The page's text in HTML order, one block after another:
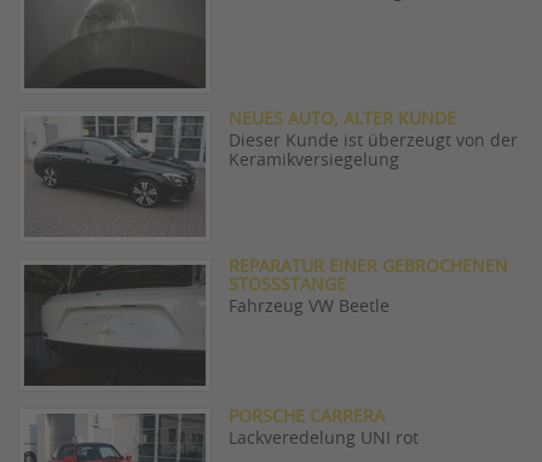
NEUES AUTO, ALTER KUNDE
Dieser Kunde ist überzeugt von der
Keramikversiegelung
REPARATUR EINER GEBROCHENEN
STOSSSTANGE
Fahrzeug VW Beetle
PORSCHE CARRERA
Lackveredelung UNI rot